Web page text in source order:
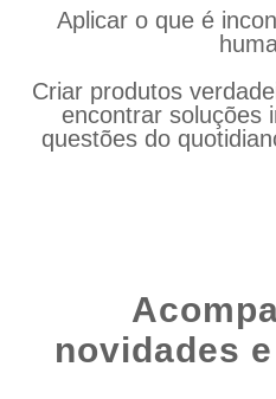
Aplicar o que é
Criar produtos
encontrar soluções
questões do
novidades